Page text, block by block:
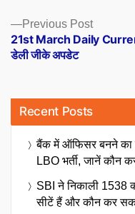
Previous PostPrevious
post:
21st March Daily
डेली जीके अपडेट
Recent Posts
बैंक में ऑफिसर बनने का
LBO भर्ती, जानें कौन
SBI ने निकाली 1538
सीटें हैं और कौन कर